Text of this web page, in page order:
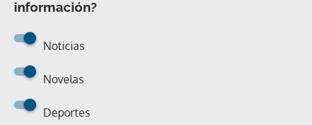
información?
Noticias
Novelas
Deportes